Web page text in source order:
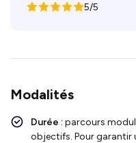
5/5
Modalités
Durée : parcours
objectifs. Pour garantir